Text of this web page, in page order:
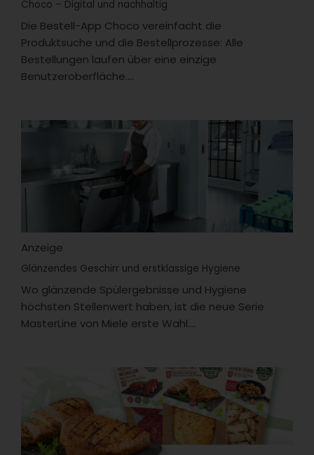
Choco – Digital und nachhaltig
Die Bestell-App Choco vereinfacht die
Produktsuche und die Bestellprozesse: Alle
Bestellungen laufen über eine einzige
Benutzeroberfläche....
Anzeige
Glänzendes Geschirr und erstklassige Hygiene
Wo glänzende Spülergebnisse und Hygiene
höchsten Stellenwert haben, ist die neue Serie
MasterLine von Miele erste Wahl....